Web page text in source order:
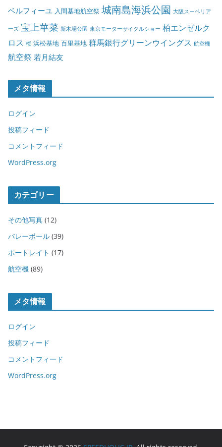
ベルフィーユ 入間基地航空祭 城南島海浜公園 大阪スーペリア
ーズ 宝上華菜 新木場公園 東京モーターサイクルショー 柏エンゼルク
ロス 桜 浜松基地 百里基地 群馬銀行グリーンウイングス 航空機
航空祭 若月結友
メタ情報
ログイン
投稿フィード
コメントフィード
WordPress.org
カテゴリー
その他写真 (12)
バレーボール (39)
ポートレイト (17)
航空機 (89)
メタ情報
ログイン
投稿フィード
コメントフィード
WordPress.org